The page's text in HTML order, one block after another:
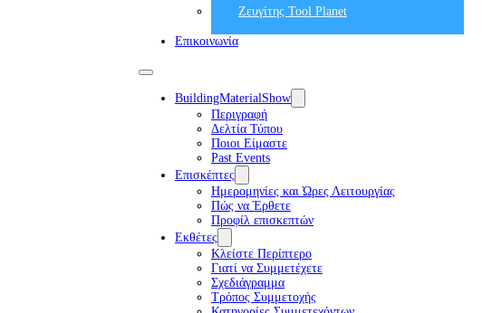
Ζευγίτης Tool Planet
Επικοινωνία
BuildingMaterialShow
Περιγραφή
Δελτία Τύπου
Ποιοι Είμαστε
Past Events
Επισκέπτες
Ημερομηνίες και Ώρες Λειτουργίας
Πώς να Έρθετε
Προφίλ επισκεπτών
Εκθέτες
Κλείστε Περίπτερο
Γιατί να Συμμετέχετε
Σχεδιάγραμμα
Τρόπος Συμμετοχής